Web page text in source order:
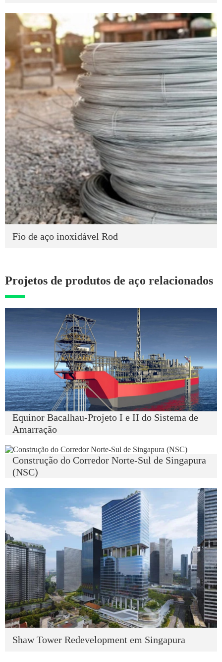
Fio de aço inoxidável Rod
Projetos de produtos de aço relacionados
Equinor Bacalhau-Projeto I e II do Sistema de
Amarração
Construção do Corredor Norte-Sul de Singapura
(NSC)
Shaw Tower Redevelopment em Singapura